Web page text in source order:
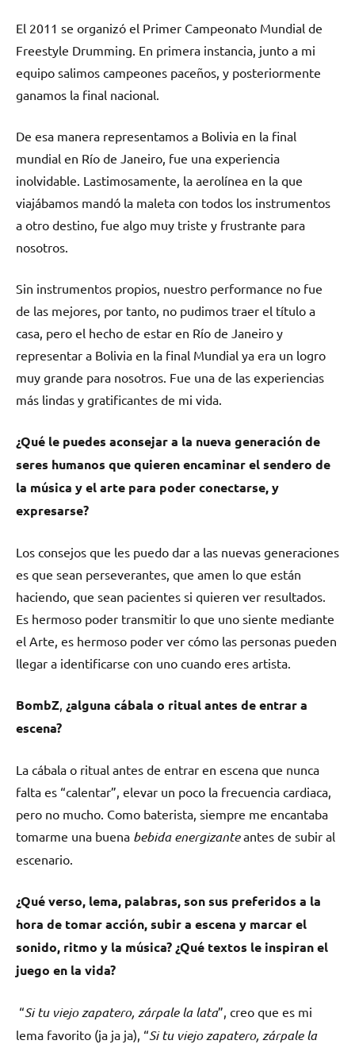
El 2011 se organizó el Primer Campeonato Mundial de
Freestyle Drumming. En primera instancia, junto a mi
equipo salimos campeones paceños, y posteriormente
ganamos la final nacional.
De esa manera representamos a Bolivia en la final
mundial en Río de Janeiro, fue una experiencia
inolvidable. Lastimosamente, la aerolínea en la que
viajábamos mandó la maleta con todos los instrumentos
a otro destino, fue algo muy triste y frustrante para
nosotros.
Sin instrumentos propios, nuestro performance no fue
de las mejores, por tanto, no pudimos traer el título a
casa, pero el hecho de estar en Río de Janeiro y
representar a Bolivia en la final Mundial ya era un logro
muy grande para nosotros. Fue una de las experiencias
más lindas y gratificantes de mi vida.
¿Qué le puedes aconsejar a la nueva generación de
seres humanos que quieren encaminar el sendero de
la música y el arte para poder conectarse, y
expresarse?
Los consejos que les puedo dar a las nuevas generaciones
es que sean perseverantes, que amen lo que están
haciendo, que sean pacientes si quieren ver resultados.
Es hermoso poder transmitir lo que uno siente mediante
el Arte, es hermoso poder ver cómo las personas pueden
llegar a identificarse con uno cuando eres artista.
BombZ ¿alguna cábala o ritual antes de entrar a
escena?
La cábala o ritual antes de entrar en escena que nunca
falta es “calentar”, elevar un poco la frecuencia cardiaca,
pero no mucho. Como baterista, siempre me encantaba
tomarme una buena bebida energizanteantes de subir al
escenario.
¿Qué verso, lema, palabras, son sus preferidos a la
hora de tomar acción, subir a escena y marcar el
sonido, ritmo y la música? ¿Qué textos le inspiran el
juego en la vida?
“Si tu viejo zapatero, zárpale la lata”, creo que es mi
lema favorito (ja ja ja), “Si tu viejo zapatero, zárpale la